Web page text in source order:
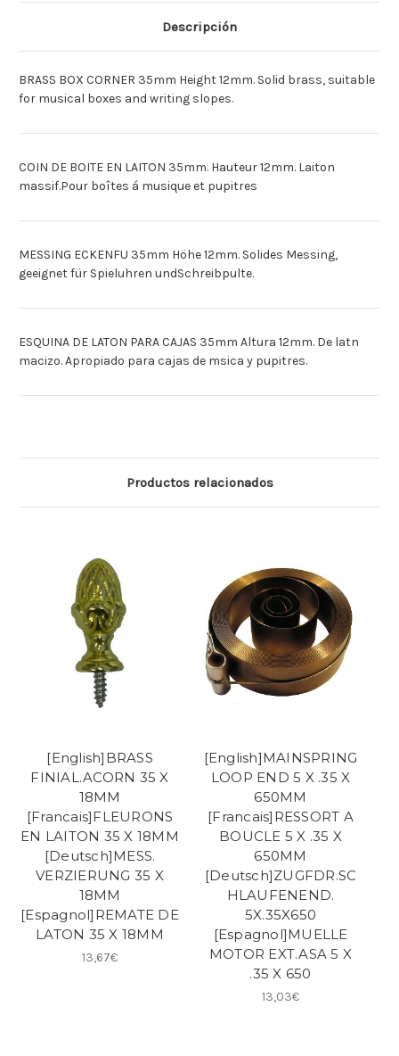
35
X
ECKE
35X35X12MM
[Espagnol]ESQUINA
DE
35
X
12MM
35
X
35X35X12MM
[Espagnol]ESQUINA
35
X
12MM
Descripción
BRASS BOX CORNER 35mm Height 12mm. Solid brass, suitable
for musical boxes and writing slopes.
COIN DE BOITE EN LAITON 35mm. Hauteur 12mm. Laiton
massif.Pour boîtes á musique et pupitres
MESSING ECKENFU 35mm Höhe 12mm. Solides Messing,
geeignet für Spieluhren undSchreibpulte.
ESQUINA DE LATON PARA CAJAS 35mm Altura 12mm. De latn
macizo. Apropiado para cajas de msica y pupitres.
Productos relacionados
[English]BRASS
FINIAL.ACORN 35 X
18MM
[Francais]FLEURONS
EN LAITON 35 X 18MM
[Deutsch]MESS.
VERZIERUNG 35 X
18MM
[Espagnol]REMATE DE
LATON 35 X 18MM
13,67€
[English]MAINSPRING
LOOP END 5 X .35 X
650MM
[Francais]RESSORT A
BOUCLE 5 X .35 X
650MM
[Deutsch]ZUGFDR.SC
HLAUFENEND.
5X.35X650
[Espagnol]MUELLE
MOTOR EXT.ASA 5 X
.35 X 650
13,03€